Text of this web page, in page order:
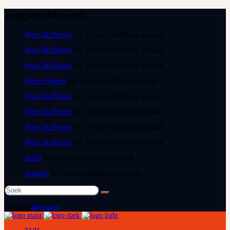
Ryno Du Plessis
Ryno Du Plessis
Ryno Du Plessis
Pieter Mostert
Ryno Du Plessis
Ryno Du Plessis
Ryno Du Plessis
Ryno Du Plessis
Juanri
Amanda
Soek
na:
Registreer